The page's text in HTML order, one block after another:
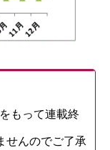
もって連載終
せんのでご了承